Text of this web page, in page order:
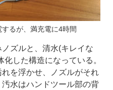
るが、満充電に4時間
ズルと、清水(キレイな
した構造になっている。
を浮かせ、ノズルがそれ
水はハンドツール部の背